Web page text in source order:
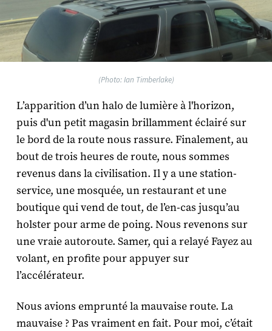
(Photo: Ian Timberlake)
L’apparition d’un halo de lumière à l'horizon,
puis d'un petit magasin brillamment éclairé sur
le bord de la route nous rassure. Finalement, au
bout de trois heures de route, nous sommes
revenus dans la civilisation. Il y a une station-
service, une mosquée, un restaurant et une
boutique qui vend de tout, de l’en-cas jusqu’au
holster pour arme de poing. Nous revenons sur
une vraie autoroute. Samer, qui a relayé Fayez au
volant, en profite pour appuyer sur
l’accélérateur.
Nous avions emprunté la mauvaise route. La
mauvaise ? Pas vraiment en fait. Pour moi, c’était